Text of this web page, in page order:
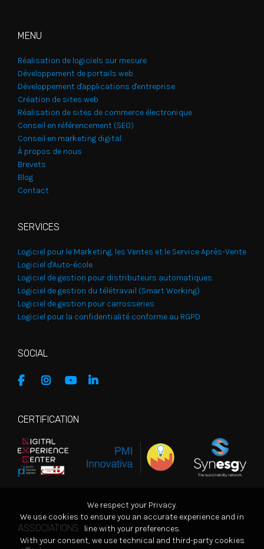
MENU
Réalisation de logiciels sur mesure
Développement de portails web
Développement d'applications d'entreprise
Création de sites web
Réalisation de sites de commerce électronique
Conseil en référencement (SEO)
Conseil en marketing digital
À propos de nous
Brevets
Blog
Contact
SERVICES
Logiciel pour le Marketing, les Ventes et le Service Après-Vente
Logiciel d'Auto-école
Logiciel de gestion pour distributeurs automatiques
Logiciel de gestion du télétravail (Smart Working)
Logiciel de gestion pour carrosseries
Logiciel pour la confidentialité conforme au RGPD
SOCIAL
CERTIFICATION
ASSOCIATIONS
We respect your Privacy.
We use cookies to ensure you an accurate experience and in
line with your preferences.
With your consent, we use technical and third-party cookies